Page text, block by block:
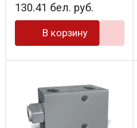
130.41 бел. руб.
В корзину